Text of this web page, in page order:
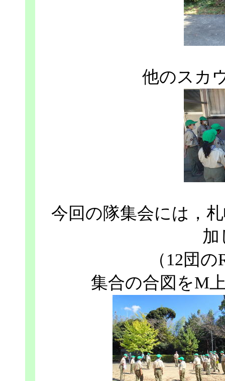
他のスカ
今回の隊集会には，
加
（12団
集合の合図をM